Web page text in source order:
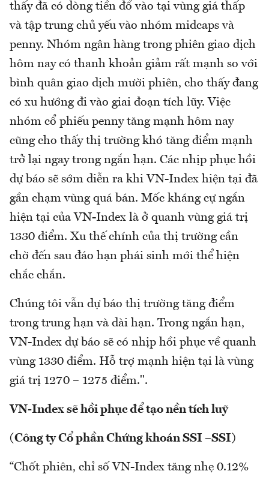
thấy đã có dòng tiền đổ vào tại vùng giá thấp
và tập trung chủ yếu vào nhóm midcaps và
penny. Nhóm ngân hàng trong phiên giao dịch
hôm nay có thanh khoản giảm rất mạnh so với
bình quân giao dịch mười phiên, cho thấy đang
có xu hướng đi vào giai đoạn tích lũy. Việc
nhóm cổ phiếu penny tăng mạnh hôm nay
cũng cho thấy thị trường khó tăng điểm mạnh
trở lại ngay trong ngắn hạn. Các nhịp phục hồi
dự báo sẽ sớm diễn ra khi VN-Index hiện tại đã
gần chạm vùng quá bán. Mốc kháng cự ngắn
hiện tại của VN-Index là ở quanh vùng giá trị
1330 điểm. Xu thế chính của thị trường cần
chờ đến sau đáo hạn phái sinh mới thể hiện
chắc chắn.
Chúng tôi vẫn dự báo thị trường tăng điểm
trong trung hạn và dài hạn. Trong ngắn hạn,
VN-Index dự báo sẽ có nhịp hồi phục về quanh
vùng 1330 điểm. Hỗ trợ mạnh hiện tại là vùng
giá trị 1270 – 1275 điểm.".
VN-Index sẽ hồi phục để tạo nền tích luỹ
(Công ty Cổ phần Chứng khoán SSI –SSI)
“Chốt phiên, chỉ số VN-Index tăng nhẹ 0.12%